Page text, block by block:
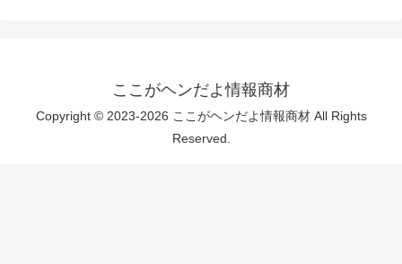
ここがヘンだよ情報商材
Copyright © 2023-2026 ここがヘンだよ情報商材 All Rights
Reserved.